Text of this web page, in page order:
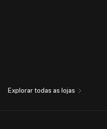
Explorar todas as lojas